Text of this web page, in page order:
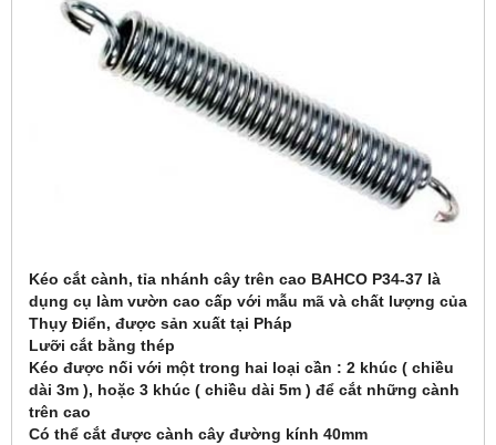
Kéo cắt cành, tỉa nhánh cây trên cao BAHCO P34-37 là
dụng cụ làm vườn cao cấp với mẫu mã và chất lượng của
Thụy Điển, được sản xuất tại Pháp
Lưỡi cắt bằng thép
Kéo được nối với một trong hai loại cần : 2 khúc ( chiều
dài 3m ), hoặc 3 khúc ( chiều dài 5m ) để cắt những cành
trên cao
Có thể cắt được cành cây đường kính 40mm